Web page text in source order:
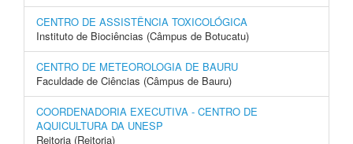
CENTRO DE ASSISTÊNCIA TOXICOLÓGICA
Instituto de Biociências (Câmpus de Botucatu)
CENTRO DE METEOROLOGIA DE BAURU
Faculdade de Ciências (Câmpus de Bauru)
COORDENADORIA EXECUTIVA - CENTRO DE
AQUICULTURA DA UNESP
Reitoria (Reitoria)